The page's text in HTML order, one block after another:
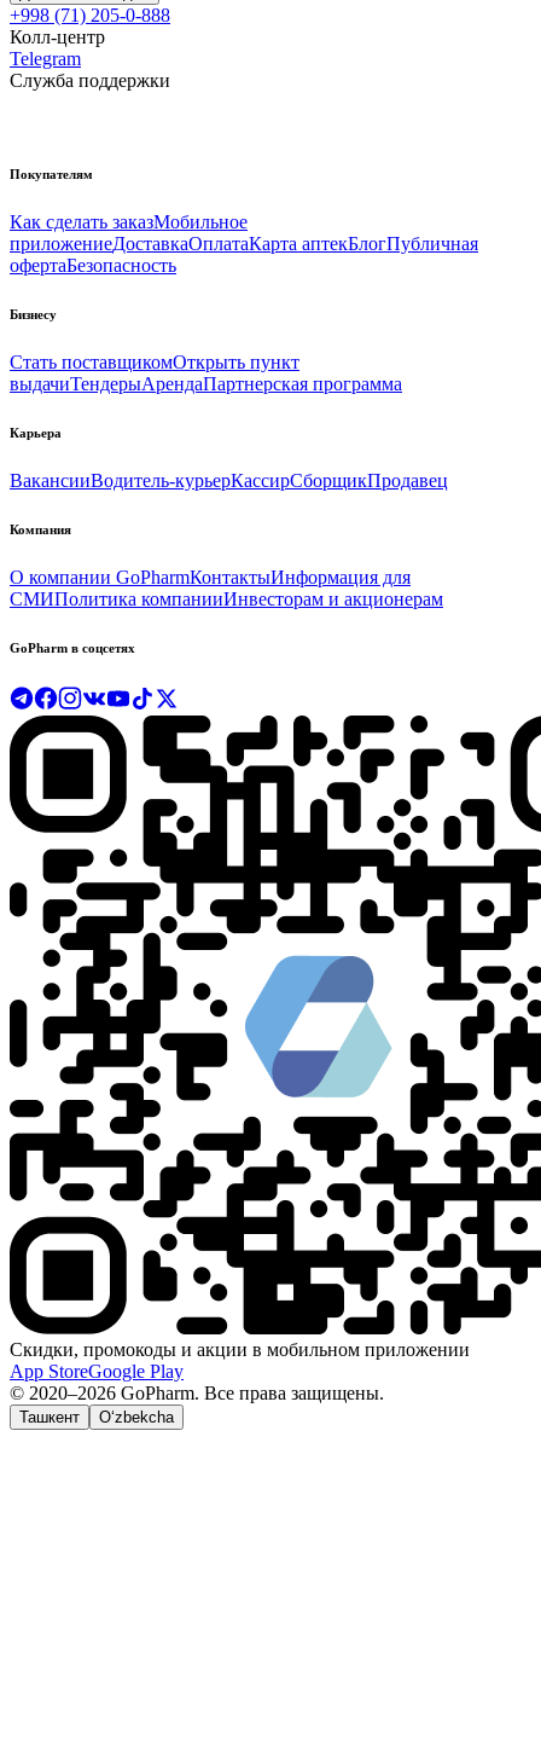
+998 (71) 205-0-888
Колл-центр
Telegram
Служба поддержки
Покупателям
Как сделать заказМобильное
приложениеДоставкаОплатаКарта аптекБлогПубличная
офертаБезопасность
Бизнесу
Стать поставщикомОткрыть пункт
выдачиТендерыАрендаПартнерская программа
Карьера
ВакансииВодитель-курьерКассирСборщикПродавец
Компания
О компании GoPharmКонтактыИнформация для
СМИПолитика компанииИнвесторам и акционерам
GoPharm в соцсетях
Скидки, промокоды и акции в мобильном приложении
App StoreGoogle Play
© 2020–2026 GoPharm. Все права защищены.
Ташкент O‘zbekcha